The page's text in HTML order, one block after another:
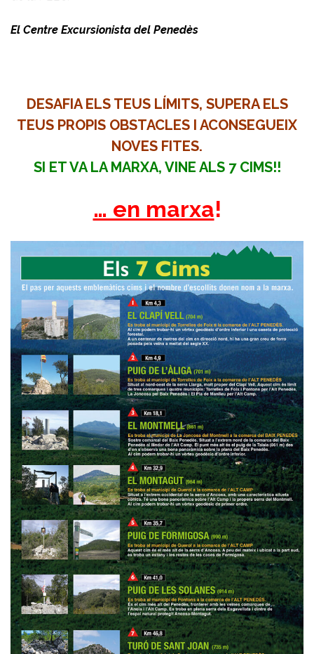
El Centre Excursionista del Penedès
DESAFIA ELS TEUS LÍMITS, SUPERA ELS
TEUS PROPIS OBSTACLES I ACONSEGUEIX
NOVES FITES.
SI ET VA LA MARXA, VINE ALS 7 CIMS!!
… en marxa!